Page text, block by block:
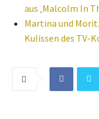
aus ‚Malcolm In
Martina und
Kulissen des TV-